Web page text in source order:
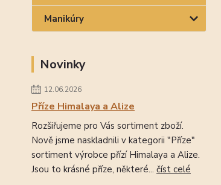
Manikúry
Novinky
12.06.2026
Příze Himalaya a Alize
Rozšiřujeme pro Vás sortiment zboží.
Nově jsme naskladnili v kategorii "Příze"
sortiment výrobce přízí Himalaya a Alize.
Jsou to krásné příze, některé... číst celé